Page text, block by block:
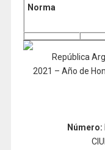
Norma
República
2021 – Año de
Número: